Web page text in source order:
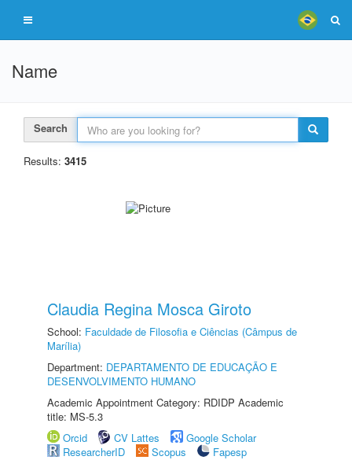
Name
Search
Results: 3415
Claudia Regina Mosca Giroto
School: Faculdade de Filosofia e Ciências (Câmpus de
Marília)
Department: DEPARTAMENTO DE EDUCAÇÃO E
DESENVOLVIMENTO HUMANO
Academic Appointment Category: RDIDP Academic
title: MS-5.3
Orcid
CV Lattes
Google Scholar
ResearcherID
Scopus
Fapesp